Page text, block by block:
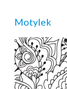
Motylek